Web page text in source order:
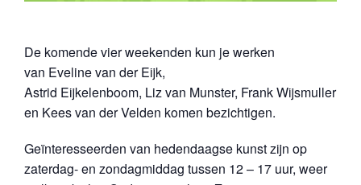
De komende vier weekenden kun je werken
van Eveline van der Eijk,
Astrid Eijkelenboom, Liz van Munster, Frank Wijsmuller
en Kees van der Velden komen bezichtigen.
Geïnteresseerden van hedendaagse kunst zijn op
zaterdag- en zondagmiddag tussen 12 – 17 uur, weer